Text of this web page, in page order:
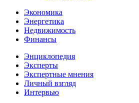
Экономика
Энергетика
Недвижимость
Финансы
Энциклопедия
Эксперты
Экспертные мнения
Личный взгляд
Интервью